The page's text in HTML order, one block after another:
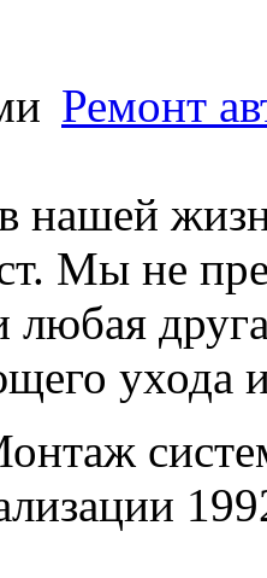
Ремонт
нашей
Мы не
любая
ухода